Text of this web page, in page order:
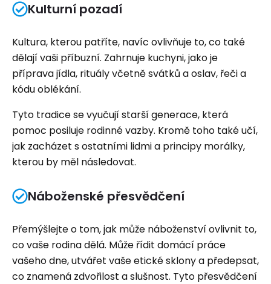
Kulturní pozadí
Kultura, kterou patříte, navíc ovlivňuje to, co také
dělají vaši příbuzní. Zahrnuje kuchyni, jako je
příprava jídla, rituály včetně svátků a oslav, řeči a
kódu oblékání.
Tyto tradice se vyučují starší generace, která
pomoc posiluje rodinné vazby. Kromě toho také učí,
jak zacházet s ostatními lidmi a principy morálky,
kterou by měl následovat.
Náboženské přesvědčení
Přemýšlejte o tom, jak může náboženství ovlivnit to,
co vaše rodina dělá. Může řídit domácí práce
vašeho dne, utvářet vaše etické sklony a předepsat,
co znamená zdvořilost a slušnost. Tyto přesvědčení